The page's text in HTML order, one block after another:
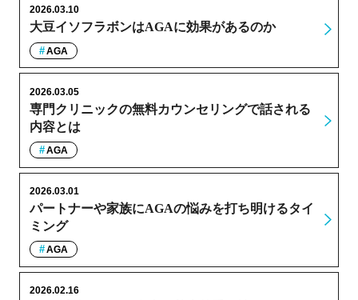
大豆イソフラボンはAGAに効果があるのか
2026.03.10
AGA
専門クリニックの無料カウンセリングで話される
内容とは
2026.03.05
AGA
パートナーや家族にAGAの悩みを打ち明けるタイ
ミング
2026.03.01
AGA
2026.02.16